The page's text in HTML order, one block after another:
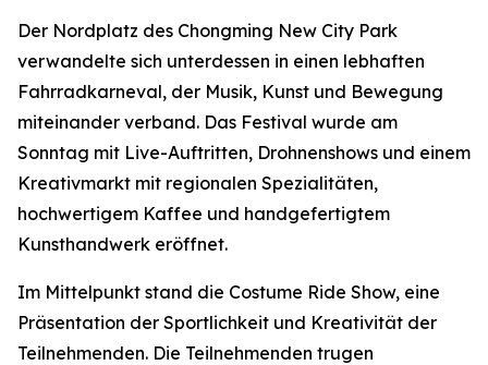
Der Nordplatz des Chongming New City Park
verwandelte sich unterdessen in einen lebhaften
Fahrradkarneval, der Musik, Kunst und Bewegung
miteinander verband. Das Festival wurde am
Sonntag mit Live-Auftritten, Drohnenshows und einem
Kreativmarkt mit regionalen Spezialitäten,
hochwertigem Kaffee und handgefertigtem
Kunsthandwerk eröffnet.
Im Mittelpunkt stand die Costume Ride Show, eine
Präsentation der Sportlichkeit und Kreativität der
Teilnehmenden. Die Teilnehmenden trugen